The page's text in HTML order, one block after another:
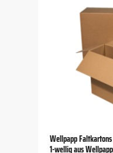
Wellpapp
1-wellig aus